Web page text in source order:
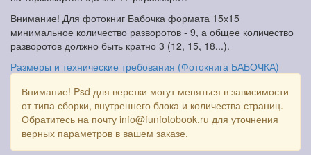
Внимание! Для фотокниг Бабочка формата 15х15
минимальное количество разворотов - 9, а общее количество
разворотов должно быть кратно 3 (12, 15, 18...).
Размеры и технические требования (Фотокнига БАБОЧКА)
Внимание! Psd для верстки могут меняться в зависимости
от типа сборки, внутреннего блока и количества страниц.
Обратитесь на почту info@funfotobook.ru для уточнения
верных параметров в вашем заказе.